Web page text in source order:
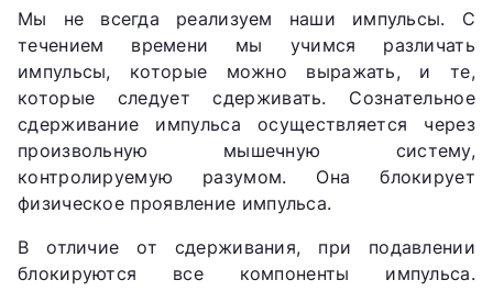
Мы не всегда реализуем наши импульсы. С
течением времени мы учимся различать
импульсы, которые можно выражать, и те,
которые следует сдерживать. Сознательное
сдерживание импульса осуществляется через
произвольную мышечную систему,
контролируемую разумом. Она блокирует
физическое проявление импульса.
В отличие от сдерживания, при подавлении
блокируются все компоненты импульса.